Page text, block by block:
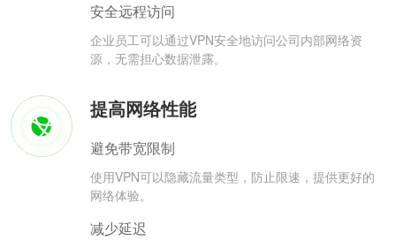
安全远程访问
企业员工可以通过VPN安全地访问公司内部网络资
源，无需担心数据泄露。
提高网络性能
避免带宽限制
使用VPN可以隐藏流量类型，防止限速，提供更好的
网络体验。
减少延迟